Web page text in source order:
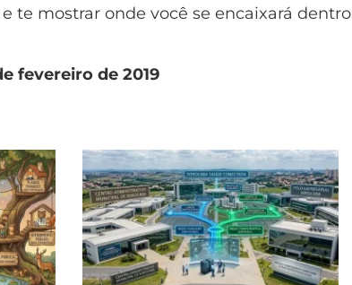
te mostrar onde você se encaixará dentro
fevereiro de 2019